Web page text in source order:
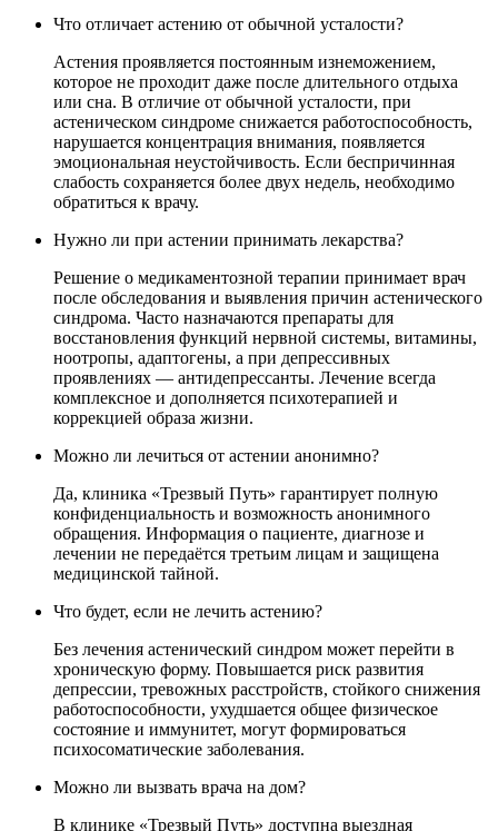
Что отличает астению от обычной усталости?
Астения проявляется постоянным изнеможением,
которое не проходит даже после длительного отдыха
или сна. В отличие от обычной усталости, при
астеническом синдроме снижается работоспособность,
нарушается концентрация внимания, появляется
эмоциональная неустойчивость. Если беспричинная
слабость сохраняется более двух недель, необходимо
обратиться к врачу.
Нужно ли при астении принимать лекарства?
Решение о медикаментозной терапии принимает врач
после обследования и выявления причин астенического
синдрома. Часто назначаются препараты для
восстановления функций нервной системы, витамины,
ноотропы, адаптогены, а при депрессивных
проявлениях — антидепрессанты. Лечение всегда
комплексное и дополняется психотерапией и
коррекцией образа жизни.
Можно ли лечиться от астении анонимно?
Да, клиника «Трезвый Путь» гарантирует полную
конфиденциальность и возможность анонимного
обращения. Информация о пациенте, диагнозе и
лечении не передаётся третьим лицам и защищена
медицинской тайной.
Что будет, если не лечить астению?
Без лечения астенический синдром может перейти в
хроническую форму. Повышается риск развития
депрессии, тревожных расстройств, стойкого снижения
работоспособности, ухудшается общее физическое
состояние и иммунитет, могут формироваться
психосоматические заболевания.
Можно ли вызвать врача на дом?
В клинике «Трезвый Путь» доступна выездная